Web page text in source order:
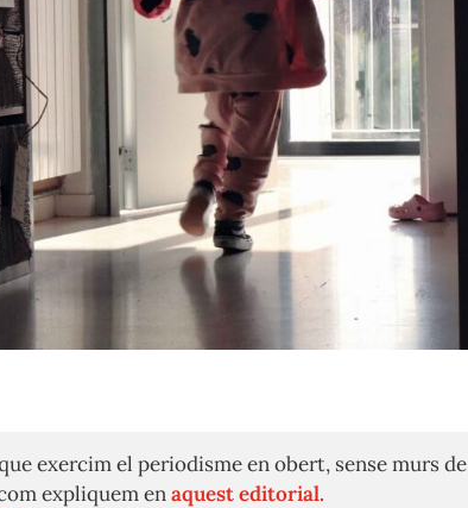
exercim el periodisme en obert, sense murs
expliquem enaquest editorial.